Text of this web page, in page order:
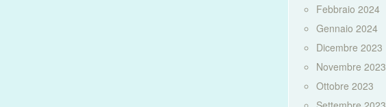
Febbraio 2024
Gennaio 2024
Dicembre 2023
Novembre 2023
Ottobre 2023